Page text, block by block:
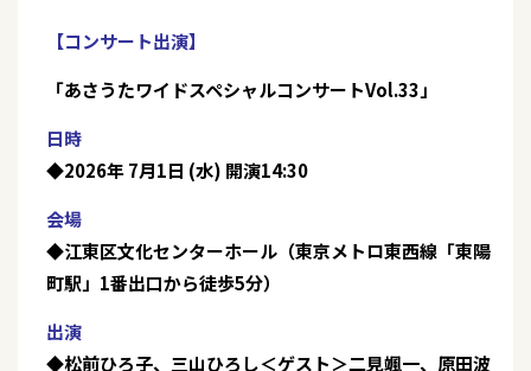
【コンサート出演】
「あさうたワイドスペシャルコンサートVol.33」
日時
◆2026年 7月1日 (水) 開演14:30
会場
◆江東区文化センターホール（東京メトロ東西線「東陽
町駅」1番出口から徒歩5分）
出演
◆松前ひろ子、三山ひろし＜ゲスト＞二見颯一、原田波